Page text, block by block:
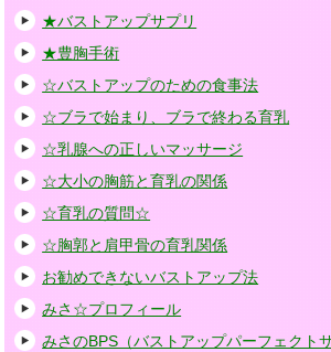
★バストアップサプリ
★豊胸手術
☆バストアップのための食事法
☆ブラで始まり、ブラで終わる育乳
☆乳腺への正しいマッサージ
☆大小の胸筋と育乳の関係
☆育乳の質問☆
☆胸郭と肩甲骨の育乳関係
お勧めできないバストアップ法
みさ☆プロフィール
みさのBPS（バストアップパーフェクト